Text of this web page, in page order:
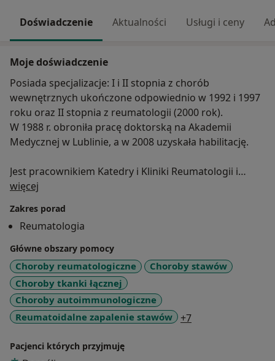
Doświadczenie Aktualności Usługi i ceny
Moje doświadczenie
Posiada specjalizacje: I i II stopnia z chorób
wewnętrznych ukończone odpowiednio w 1992 i 1997
roku oraz II stopnia z reumatologii (2000 rok).
W 1988 r. obroniła pracę doktorską na Akademii
Medycznej w Lublinie, a w 2008 uzyskała habilitację.
Jest pracownikiem Katedry i Kliniki Reumatologii i
Układowych Chorób Tkanki Łącznej Uniwersytetu
W Samodzielnym Publicznym Szpitalu Klinicznym Nr 4
pełni funkcję Zastępcy Lekarza Kierującego Oddziałem
w tej samej klinice.
Specjalista chorób wewnętrznych
Specjalista Reumatolog
Por. reumatologiczna - konsultacja profesorska: od 18
Punkcja stawu
więcej
Zakres porad
Reumatologia
Główne obszary pomocy
Choroby reumatologiczne
Choroby stawów
Choroby tkanki łącznej
Choroby autoimmunologiczne
Reumatoidalne zapalenie stawów
+7
Pacjenci których przyjmuję